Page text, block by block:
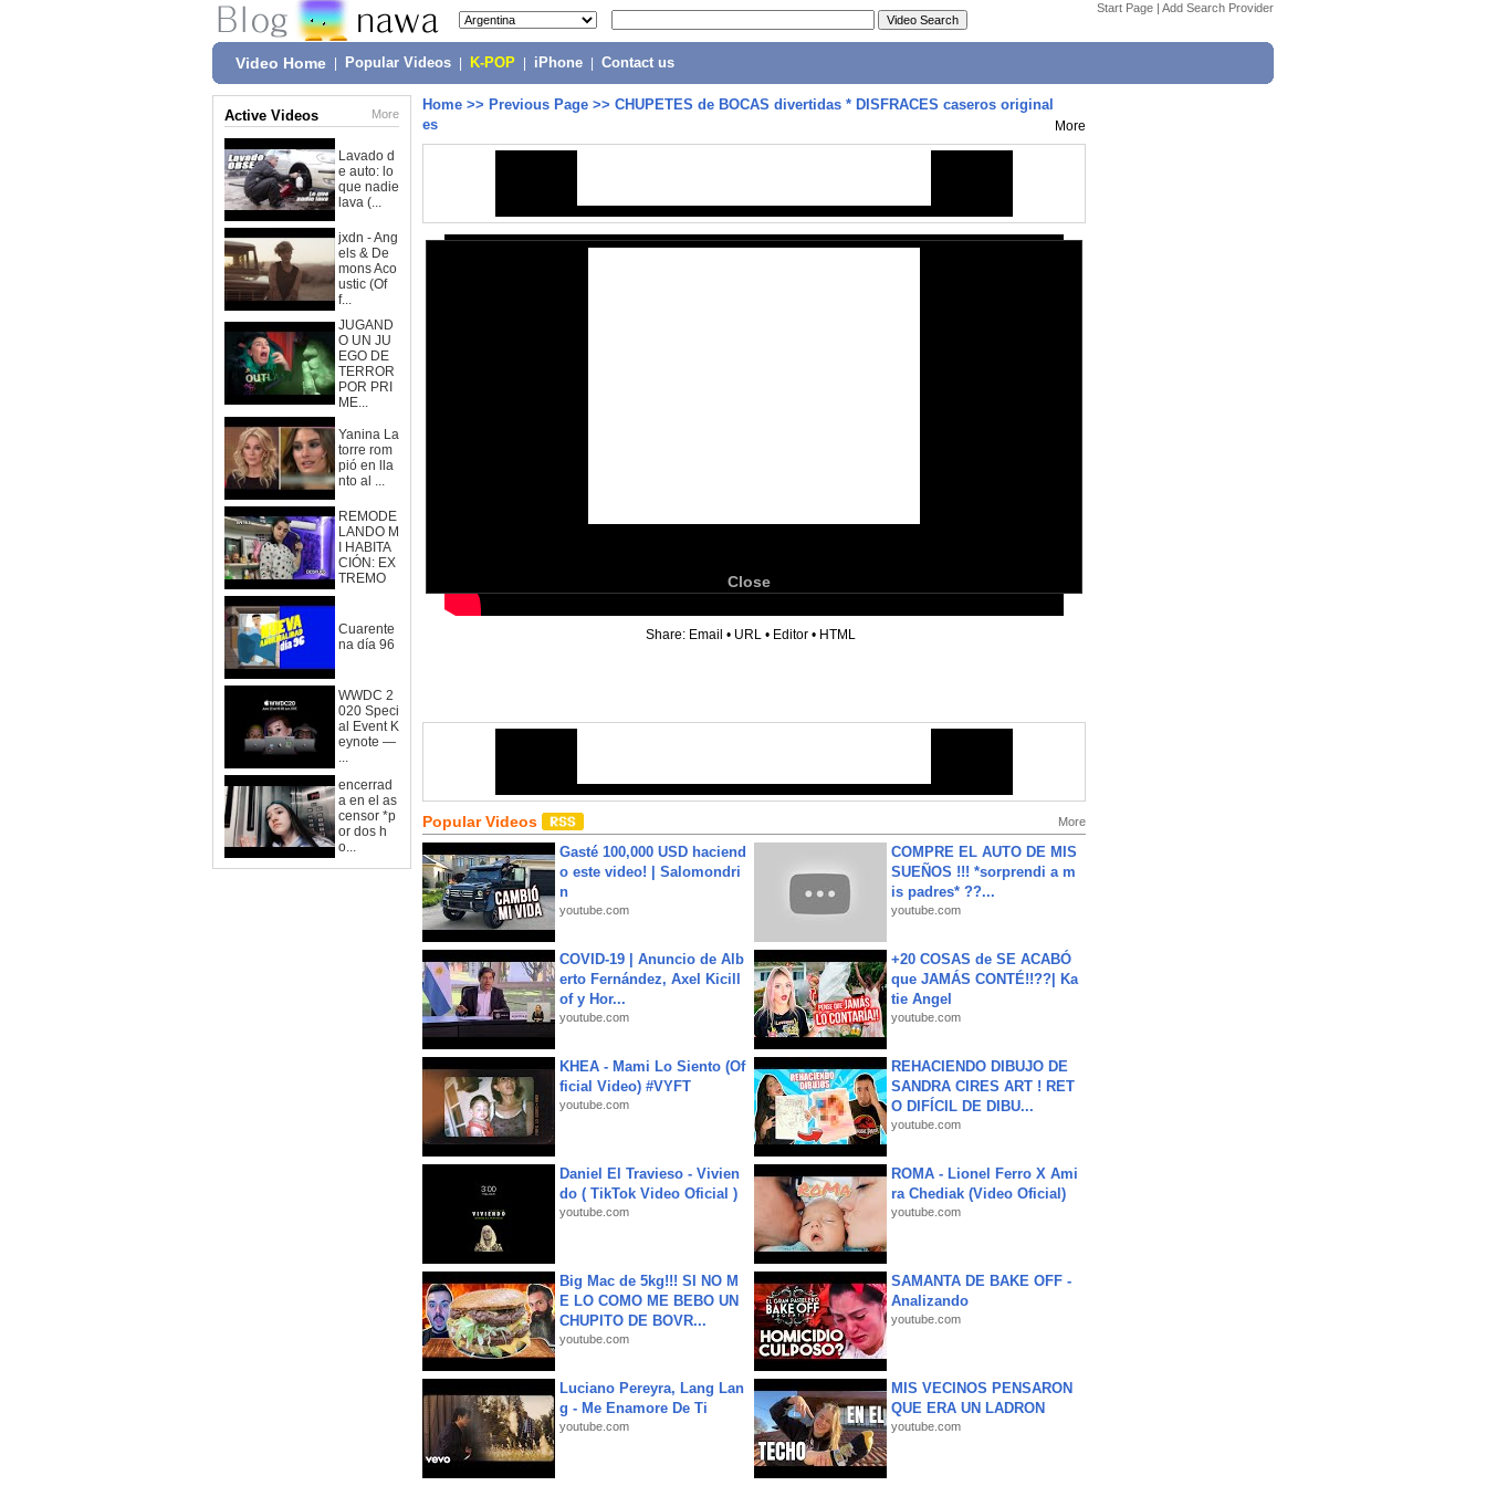
Start Page | Add Search Provider
Video Home Popular Videos K-POP iPhone Contact us
Active Videos More
Lavado d
e auto: lo
que nadie
lava (...
jxdn - Ang
els & De
mons Aco
ustic (Of
f...
JUGAND
O UN JU
EGO DE
TERROR
POR PRI
ME...
Yanina La
torre rom
pió en lla
nto al ...
REMODE
LANDO M
I HABITA
CIÓN: EX
TREMO
Cuarente
na día 96
WWDC 2
020 Speci
al Event K
eynote —
...
encerrad
a en el as
censor *p
or dos h
o...
Home >> Previous Page >> CHUPETES de BOCAS divertidas * DISFRACES caseros original
es
More
Close
Share: Email • URL • Editor • HTML
Popular Videos More
Gasté 100,000 USD haciend
o este video! | Salomondri
n
youtube.com
COMPRE EL AUTO DE MIS
SUEÑOS !!! *sorprendi a m
is padres* ??...
youtube.com
COVID-19 | Anuncio de Alb
erto Fernández, Axel Kicill
of y Hor...
youtube.com
+20 COSAS de SE ACABÓ
que JAMÁS CONTÉ!!??| Ka
tie Angel
youtube.com
KHEA - Mami Lo Siento (Of
ficial Video) #VYFT
youtube.com
REHACIENDO DIBUJO DE
SANDRA CIRES ART ! RET
O DIFÍCIL DE DIBU...
youtube.com
Daniel El Travieso - Vivien
do ( TikTok Video Oficial )
youtube.com
ROMA - Lionel Ferro X Ami
ra Chediak (Video Oficial)
youtube.com
Big Mac de 5kg!!! SI NO M
E LO COMO ME BEBO UN
CHUPITO DE BOVR...
youtube.com
SAMANTA DE BAKE OFF -
Analizando
youtube.com
Luciano Pereyra, Lang Lan
g - Me Enamore De Ti
youtube.com
MIS VECINOS PENSARON
QUE ERA UN LADRON
youtube.com